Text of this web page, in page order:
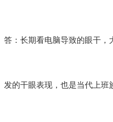
答：长期看电脑导致的眼干，
发的干眼表现，也是当代上班